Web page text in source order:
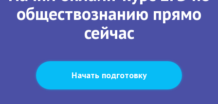
обществознанию прямо
сейчас
Начать подготовку